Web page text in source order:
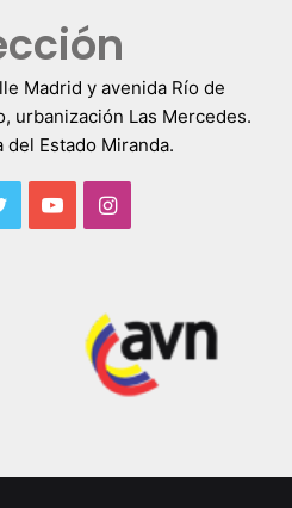
Madrid y avenida Río de
urbanización Las Mercedes.
del Estado Miranda.
TwitterYouTubeInstagram